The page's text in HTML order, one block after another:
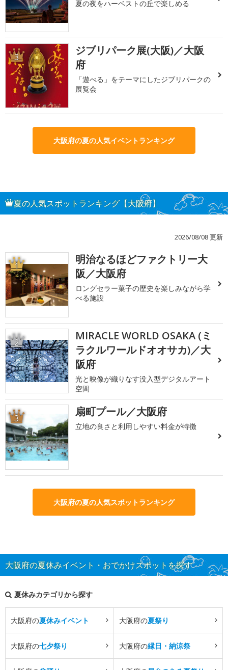
夏の夜をハーベストの丘で楽しめる
3
ジブリパーク展(大阪)／大阪
府
「遊べる」をテーマにしたジブリパークの
展覧会
大阪府の夏の人気イベントランキング
夏の人気スポットランキング【大阪府】
2026/08/08 更新
1
明治なるほどファクトリー大
阪／大阪府
ロングセラー菓子の歴史を楽しみながら学
べる施設
2
MIRACLE WORLD OSAKA (ミ
ラクルワールドオオサカ)／大
阪府
光と映像が織りなす没入型デジタルアート
空間
3 扇町プール／大阪府
立地の良さと利用しやすい料金が特徴
大阪府の夏の人気スポットランキング
大阪府の夏休みイベント・おでかけスポットを探す
夏休みカテゴリから探す
大阪府の夏休みイベント 大阪府の夏祭り
大阪府の七夕祭り 大阪府の縁日・納涼祭